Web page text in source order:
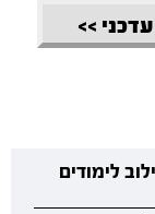
>>
לימודים